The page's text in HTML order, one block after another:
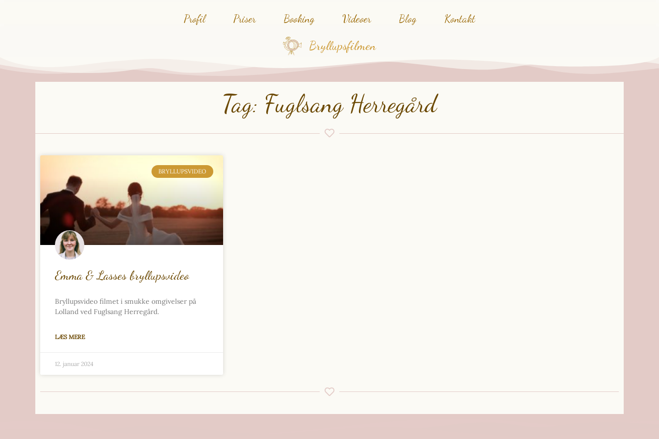
Profil Priser Booking Videoer Blog Kontakt
Bryllupsfilmen
Tag: Fuglsang Herregård
BRYLLUPSVIDEO
Emma & Lasses bryllupsvideo
Bryllupsvideo filmet i smukke omgivelser på
Lolland ved Fuglsang Herregård.
LÆS MERE
12. januar 2024